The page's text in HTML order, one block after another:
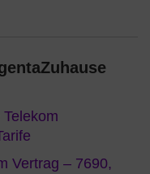
Vertrag – 7690,